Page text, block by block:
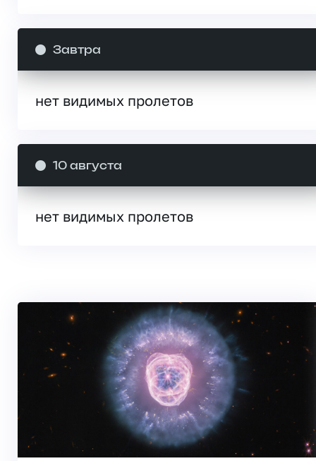
Завтра
нет видимых пролетов
10 августа
нет видимых пролетов